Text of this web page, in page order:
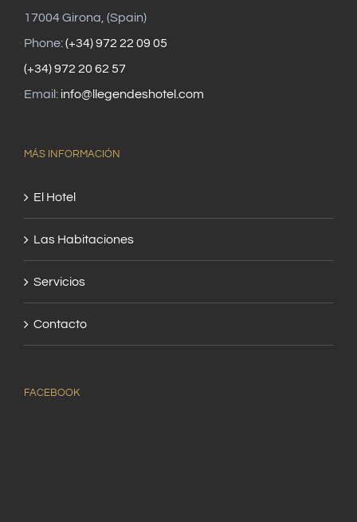
17004 Girona, (Spain)
Phone:(+34) 972 22 09 05
(+34) 972 20 62 57
Email: info@llegendeshotel.com
MÁS INFORMACIÓN
El Hotel
Las Habitaciones
Servicios
Contacto
FACEBOOK